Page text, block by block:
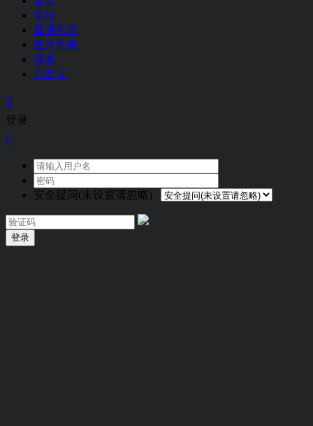
论坛
普通列表
图片列表
搜索
自定义

登录

安全提问(未设置请忽略)
登录